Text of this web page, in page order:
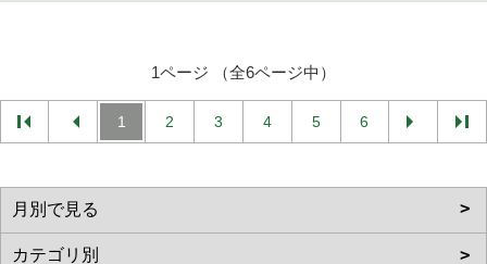
1ページ （全6ページ中）
1 2 3 4 5 6